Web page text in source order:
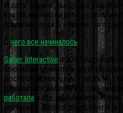
И если первые два пункта
третий вариант редко где
правильно подать и кроме того
С чего все начиналось
Saber Interactiveв 2007 году
ключевым моментом было
достаточно неплохим и пусть не
развиваться дальше. Русско-
работала и над другими проектами,
необычной фишкой стала Inversion.